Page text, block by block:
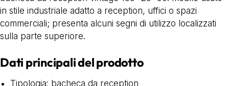
in stile industriale adatto a reception, uffici o spazi
commerciali; presenta alcuni segni di utilizzo localizzati
sulla parte superiore.
Dati principali del prodotto
Tipologia: bacheca da reception